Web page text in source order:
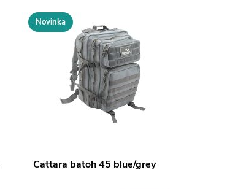
Novinka
Cattara batoh 45 blue/grey